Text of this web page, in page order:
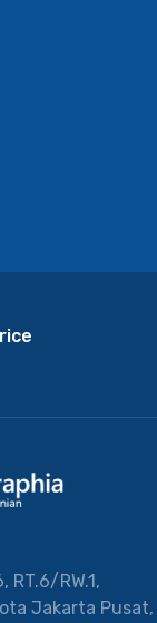
RT.6/RW.1,
Jakarta Pusat,